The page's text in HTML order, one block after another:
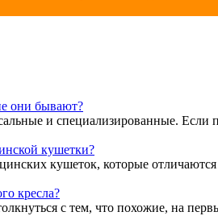
они бывают?
и специализированные. Если
кушетки?
кушеток, которые
кресла?
с тем, что похожие, на